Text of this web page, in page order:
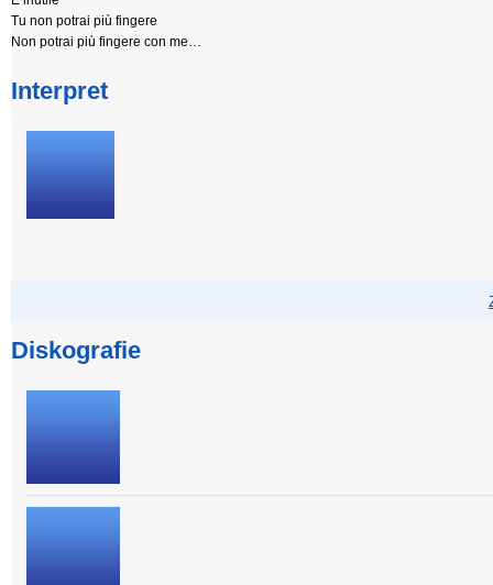
Tu non potrai più fingere
Non potrai più fingere con me…
Interpret
Diskografie